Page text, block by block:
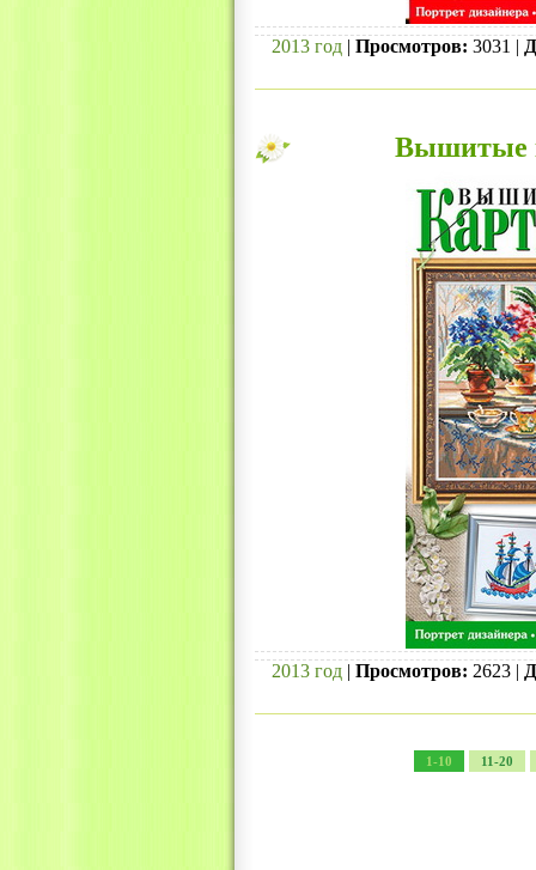
2013 год| Просмотров: 3031 |
Вышитые
2013 год| Просмотров: 2623 |
1-10 11-20